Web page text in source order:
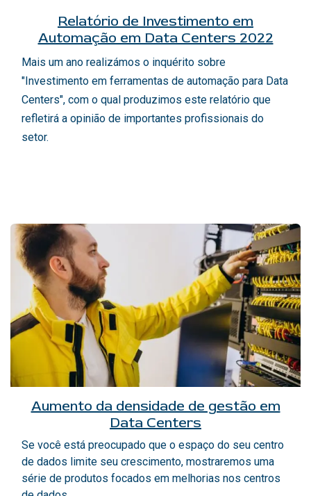
Relatório de Investimento em
Automação em Data Centers 2022
Mais um ano realizámos o inquérito sobre
"Investimento em ferramentas de automação para Data
Centers", com o qual produzimos este relatório que
refletirá a opinião de importantes profissionais do
setor.
Aumento da densidade de gestão em
Data Centers
Se você está preocupado que o espaço do seu centro
de dados limite seu crescimento, mostraremos uma
série de produtos focados em melhorias nos centros